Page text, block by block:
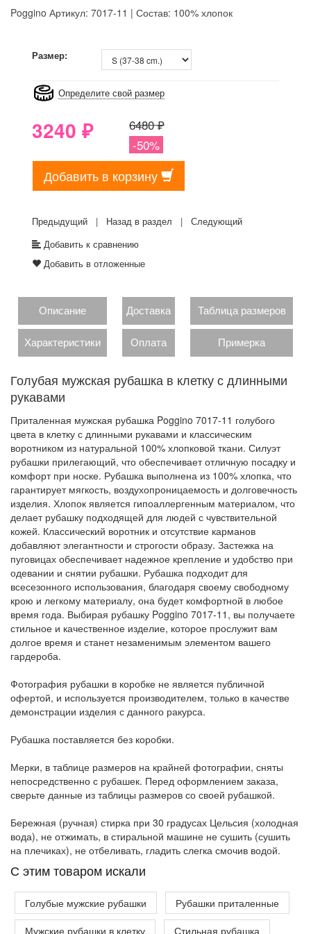
Poggino Артикул: 7017-11 | Состав: 100% хлопок
Размер:
Определите свой размер
3240 ₽
6480 ₽
-50%
Добавить в корзину
Предыдущий | Назад в раздел | Следующий
Добавить к сравнению
Добавить в отложенные
Описание Доставка Таблица размеров
Характеристики Оплата Примерка
Голубая мужская рубашка в клетку с длинными
рукавами
Приталенная мужская рубашка Poggino 7017-11 голубого
цвета в клетку с длинными рукавами и классическим
воротником из натуральной 100% хлопковой ткани. Силуэт
рубашки прилегающий, что обеспечивает отличную посадку и
комфорт при носке. Рубашка выполнена из 100% хлопка, что
гарантирует мягкость, воздухопроницаемость и долговечность
изделия. Хлопок является гипоаллергенным материалом, что
делает рубашку подходящей для людей с чувствительной
кожей. Классический воротник и отсутствие карманов
добавляют элегантности и строгости образу. Застежка на
пуговицах обеспечивает надежное крепление и удобство при
одевании и снятии рубашки. Рубашка подходит для
всесезонного использования, благодаря своему свободному
крою и легкому материалу, она будет комфортной в любое
время года. Выбирая рубашку Poggino 7017-11, вы получаете
стильное и качественное изделие, которое прослужит вам
долгое время и станет незаменимым элементом вашего
гардероба.
Фотография рубашки в коробке не является публичной
офертой, и используется производителем, только в качестве
демонстрации изделия с данного ракурса.
Рубашка поставляется без коробки.
Мерки, в таблице размеров на крайней фотографии, сняты
непосредственно с рубашек. Перед оформлением заказа,
сверьте данные из таблицы размеров со своей рубашкой.
Бережная (ручная) стирка при 30 градусах Цельсия (холодная
вода), не отжимать, в стиральной машине не сушить (сушить
на плечиках), не отбеливать, гладить слегка смочив водой.
C этим товаром искали
Голубые мужские рубашки
Рубашки приталенные
Мужские рубашки в клетку
Стильная рубашка